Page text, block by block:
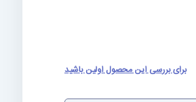
برای بررسی این محصول اولین باشید